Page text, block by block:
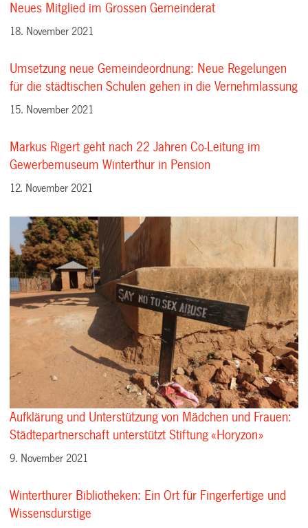
Neues Mitglied im Grossen Gemeinderat
18. November 2021
Umsetzung neue Gemeindeordnung: Neue Regelungen
für die städtischen Schulen gehen in die Vernehmlassung
15. November 2021
Markus Rigert geht nach 22 Jahren Co-Leitung im
Gewerbemuseum Winterthur in Pension
12. November 2021
Aufklärung und Unterstützung von Mädchen und Frauen:
Städtepartnerschaft unterstützt Stiftung «Horyzon»
9. November 2021
Winterthurer Bibliotheken: Ein Ort für Fingerfertige und
Wissensdurstige